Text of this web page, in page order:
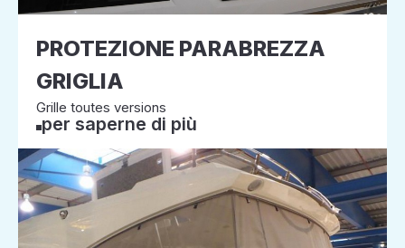
PROTEZIONE PARABREZZA
GRIGLIA
Grille toutes versions
per saperne di più